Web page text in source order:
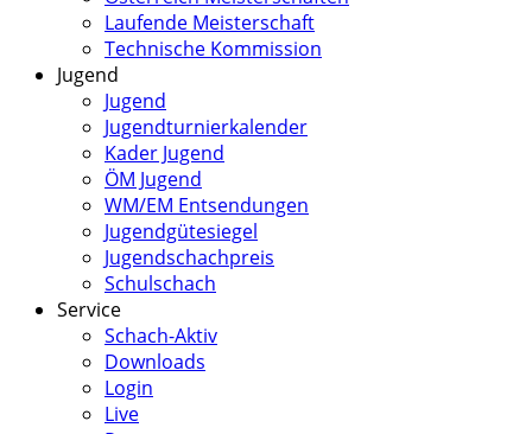
Laufende Meisterschaft
Technische Kommission
Jugend
Jugend
Jugendturnierkalender
Kader Jugend
ÖM Jugend
WM/EM Entsendungen
Jugendgütesiegel
Jugendschachpreis
Schulschach
Service
Schach-Aktiv
Downloads
Login
Live